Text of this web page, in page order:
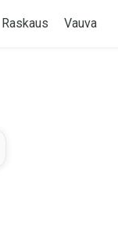
Raskaus Vauva